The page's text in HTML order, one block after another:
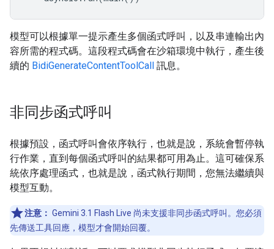
模型可以根據單一提示產生多個函式呼叫，以及串連輸出內
容所需的程式碼。這段程式碼會在沙箱環境中執行，產生後
續的 BidiGenerateContentToolCall 訊息。
非同步函式呼叫
根據預設，函式呼叫會依序執行，也就是說，系統會暫停執
行作業，直到每個函式呼叫的結果都可用為止。這可確保系
統依序處理函式，也就是說，函式執行期間，您無法繼續與
模型互動。
注意： Gemini 3.1 Flash Live 尚未支援非同步函式呼叫。您必須
先傳送工具回應，模型才會開始回覆。